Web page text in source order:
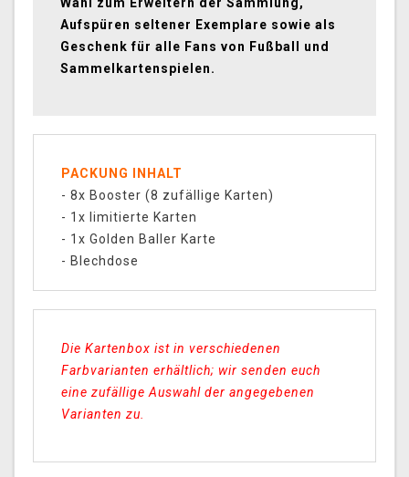
Wahl zum Erweitern der Sammlung,
Aufspüren seltener Exemplare sowie als
Geschenk für alle Fans von Fußball und
Sammelkartenspielen.
PACKUNG INHALT
- 8x Booster (8 zufällige Karten)
- 1x limitierte Karten
- 1x Golden Baller Karte
- Blechdose
Die Kartenbox ist in verschiedenen
Farbvarianten erhältlich; wir senden euch
eine zufällige Auswahl der angegebenen
Varianten zu.